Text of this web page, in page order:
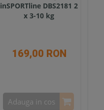
inSPORTline DBS2181 2
x 3-10 kg
169,00 RON
Adauga in cos